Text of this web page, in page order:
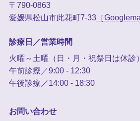
〒790-0863
愛媛県松山市此花町7-33［
診療日／営業時間
火曜～土曜（日・月・祝祭日は休診）
午前診療／9:00 - 12:30
午後診療／14:00 - 18:30
お問い合わせ